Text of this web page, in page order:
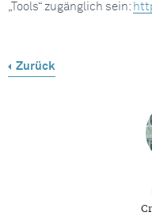
„Tools“ zugänglich sein:
Zurück